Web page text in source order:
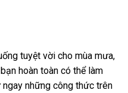
tuyệt vời cho mùa mưa,
hoàn toàn có thể làm
những công thức trên